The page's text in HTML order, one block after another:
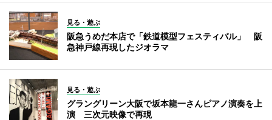
見る・遊ぶ
阪急うめだ本店で「鉄道模型フェスティバル」 阪
急神戸線再現したジオラマ
見る・遊ぶ
グラングリーン大阪で坂本龍一さんピアノ演奏を上
演 三次元映像で再現